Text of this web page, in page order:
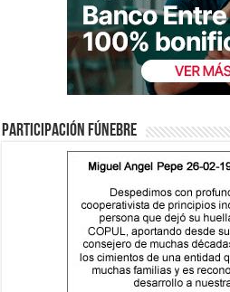
Participación fúnebre